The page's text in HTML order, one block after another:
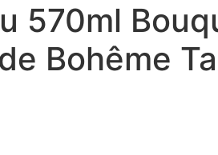
570ml
Bohême